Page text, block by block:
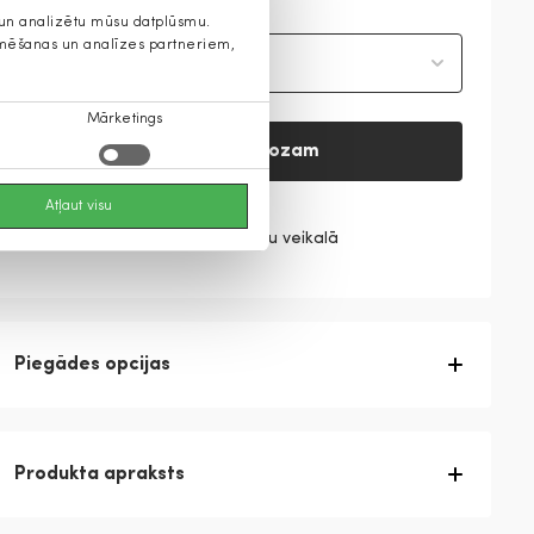
analizētu mūsu datplūsmu.
un analīzes partneriem,
Mārketings
Atļaut visu
Pievienot grozam
Pārbaudiet preces pieejamību veikalā
Piegādes opcijas
Produkta apraksts